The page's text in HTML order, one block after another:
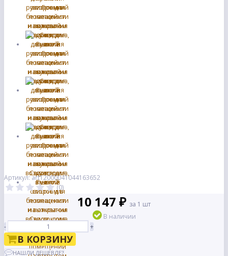
Артикул: art12000041044163652
(0)
10 147 ₽ за 1 шт
В наличии
-
+
В КОРЗИНУ
НАШЛИ ДЕШЕВЛЕ?